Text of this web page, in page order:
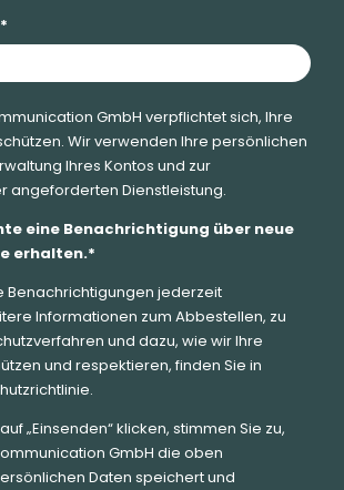
*
GmbH verpflichtet sich, Ihre
Wir verwenden Ihre persönlichen
Ihres Kontos und zur
angeforderten Dienstleistung.
eine Benachrichtigung über neue
erhalten.*
Benachrichtigungen jederzeit
Informationen zum Abbestellen, zu
und dazu, wie wir Ihre
und respektieren, finden Sie in
„Einsenden“ klicken, stimmen Sie zu,
GmbH die oben
Daten speichert und